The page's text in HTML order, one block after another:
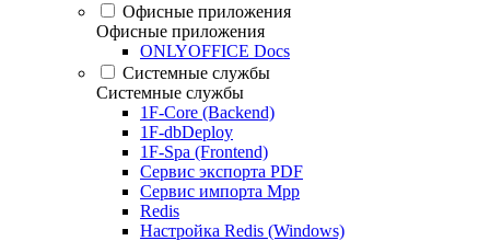
Офисные приложения
Офисные приложения
ONLYOFFICE Docs
Системные службы
Системные службы
1F-Core (Backend)
1F-dbDeploy
1F-Spa (Frontend)
Сервис экспорта PDF
Сервис импорта Mpp
Redis
Настройка Redis (Windows)